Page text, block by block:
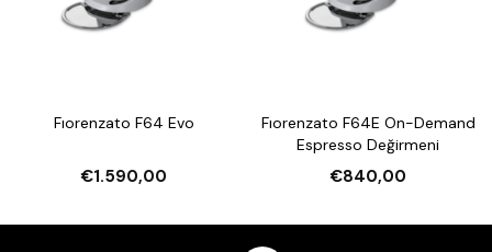
Fıorenzato F64 Evo
€1.590,00
Fıorenzato F64E On-Demand
Espresso Değirmeni
€840,00